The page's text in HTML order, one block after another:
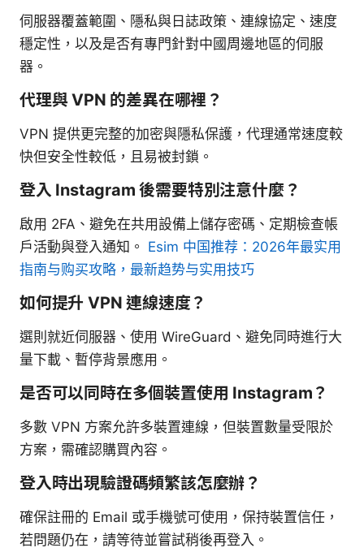
伺服器覆蓋範圍、隱私與日誌政策、連線協定、速度
穩定性，以及是否有專門針對中國周邊地區的伺服
器。
代理與 VPN 的差異在哪裡？
VPN 提供更完整的加密與隱私保護，代理通常速度較
快但安全性較低，且易被封鎖。
登入 Instagram 後需要特別注意什麼？
啟用 2FA、避免在共用設備上儲存密碼、定期檢查帳
戶活動與登入通知。 Esim 中国推荐：2026年最实用
指南与购买攻略，最新趋势与实用技巧
如何提升 VPN 連線速度？
選則就近伺服器、使用 WireGuard、避免同時進行大
量下載、暫停背景應用。
是否可以同時在多個裝置使用 Instagram？
多數 VPN 方案允許多裝置連線，但裝置數量受限於
方案，需確認購買內容。
登入時出現驗證碼頻繁該怎麼辦？
確保註冊的 Email 或手機號可使用，保持裝置信任，
若問題仍在，請等待並嘗試稍後再登入。